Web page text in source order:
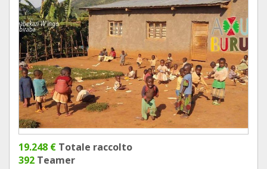
19.248 € Totale raccolto
392 Teamer